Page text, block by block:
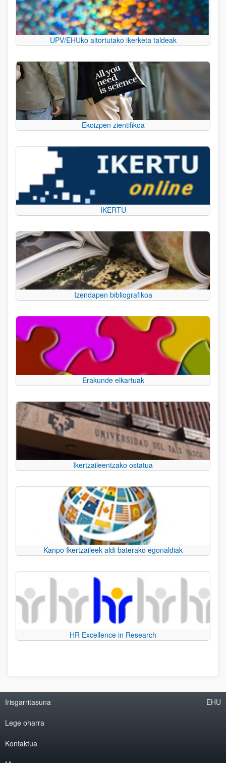
UPV/EHUko aitortutako ikerketa taldeak
Ekoizpen zientifikoa
IKERTU
Izendapen bibliografikoa
Erakunde elkartuak
Ikertzaileentzako ostatua
Kanpo Ikertzaileek aldi baterako egonaldiak
HR Excellence in Research
Irisgarritasuna
Lege oharra
Kontaktua
EHU